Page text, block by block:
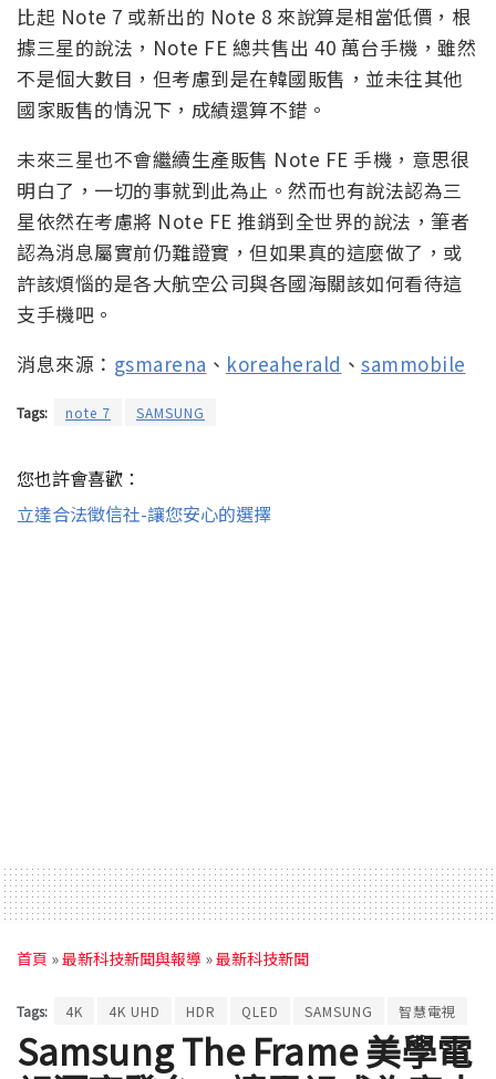
比起 Note 7 或新出的 Note 8 來說算是相當低價，根
據三星的說法，Note FE 總共售出 40 萬台手機，雖然
不是個大數目，但考慮到是在韓國販售，並未往其他
國家販售的情況下，成績還算不錯。
未來三星也不會繼續生產販售 Note FE 手機，意思很
明白了，一切的事就到此為止。然而也有說法認為三
星依然在考慮將 Note FE 推銷到全世界的說法，筆者
認為消息屬實前仍難證實，但如果真的這麼做了，或
許該煩惱的是各大航空公司與各國海關該如何看待這
支手機吧。
消息來源： gsmarena 、 koreaherald 、 sammobile
Tags: note 7 SAMSUNG
您也許會喜歡：
立達合法徵信社-讓您安心的選擇
首頁 »最新科技新聞與報導 »最新科技新聞
Tags: 4K 4K UHD HDR QLED SAMSUNG 智慧電視
Samsung The Frame 美學電